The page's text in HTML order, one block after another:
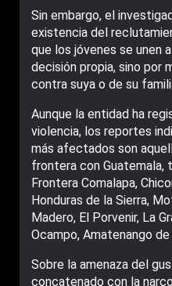
Sin embargo, el
existencia del
que los jóvenes se unen
decisión propia, sino por
contra suya o de su
Aunque la entidad ha
violencia, los reportes
más afectados son
frontera con Guatemala,
Frontera Comalapa,
Honduras de la Sierra,
Madero, El Porvenir, La
Ocampo, Amatenango
Sobre la amenaza del
concatenado con la